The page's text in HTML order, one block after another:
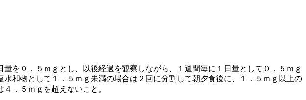
を０．５ｍｇとし、以後経過を観察しながら、１週間毎に１日量として０．５ｍｇ
和物として１．５ｍｇ未満の場合は２回に分割して朝夕食後に、１．５ｍｇ以上の
．５ｍｇを超えないこと。